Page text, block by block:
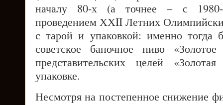
началу 80-х (а точнее – с 1980-
проведением ХХII Летних
с тарой и упаковкой: именно тогда
советское баночное пиво
представительских целей
упаковке.
Несмотря на постепенное снижение